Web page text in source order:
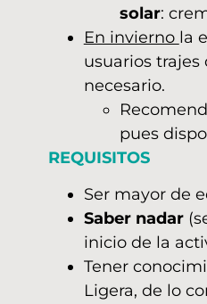
solar:
En invierno la
usuarios trajes
necesario.
pues
REQUISITOS
Ser mayor de
Saber nadar
inicio de la
Tener
Ligera, de lo